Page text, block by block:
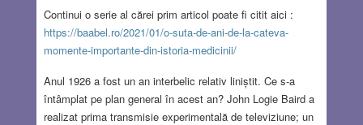
Continui o serie al cărei prim articol poate fi citit aici :
https://baabel.ro/2021/01/o-suta-de-ani-de-la-cateva-
momente-importante-din-istoria-medicinii/
Anul 1926 a fost un an interbelic relativ liniștit. Ce s-a
întâmplat pe plan general în acest an? John Logie Baird a
realizat prima transmisie experimentală de televiziune; un